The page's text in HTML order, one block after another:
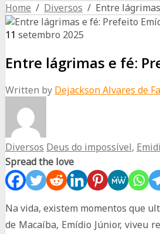
Home / Diversos / Entre lágrimas
11 setembro 2025
Entre lágrimas e fé:
Written by Dejackson Alvares de
Diversos Deus do impossível,
Spread the love
Na vida, existem momentos que
de Macaíba, Emídio Júnior, viveu